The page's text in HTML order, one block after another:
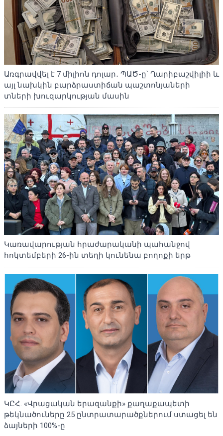
Առգրավվել է 7 միլիոն դոլար․ ՊԱԾ-ը՝ Ղարիբաշվիլիի և
այլ նախկին բարձրաստիճան պաշտոնյաների
տների խուզարկության մասին
Կառավարության հրաժարականի պահանջով
հոկտեմբերի 26-ին տեղի կունենա բողոքի երթ
ԿԸՀ. «Վրացական երազանքի» քաղաքապետի
թեկնածուները 25 ընտրատարածքներում ստացել են
ձայների 100%-ը